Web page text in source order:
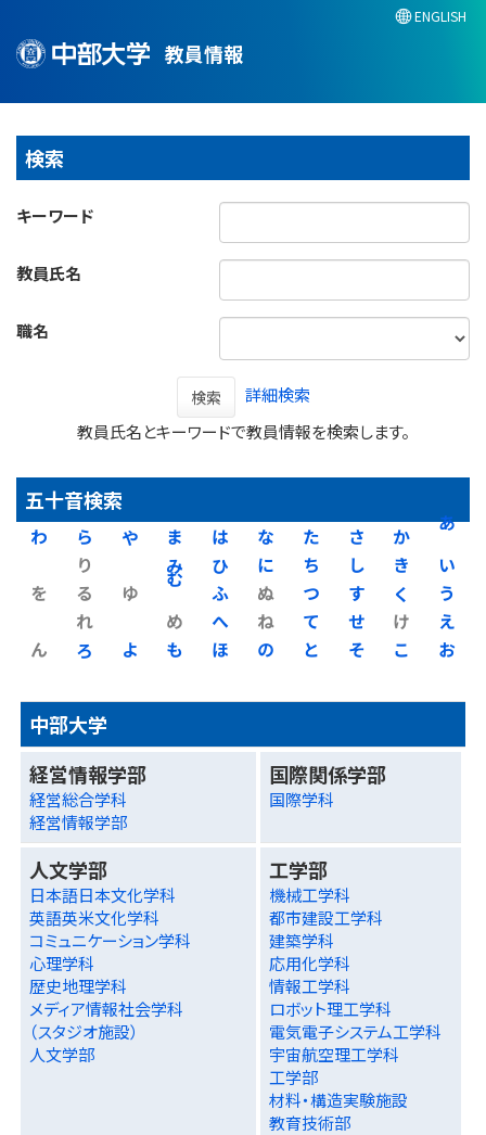
教員情報
ENGLISH
検索
キーワード
教員氏名
職名
検索
詳細検索
教員氏名とキーワードで教員情報を検索します。
五十音検索
あ
い
う
え
お
か
き
く
け
こ
さ
し
す
せ
そ
た
ち
つ
て
と
な
に
ぬ
ね
の
は
ひ
ふ
へ
ほ
ま
み
む
め
も
や
ゆ
よ
ら
り
る
れ
ろ
わ
を
ん
中部大学
経営情報学部
経営総合学科
経営情報学部
国際関係学部
国際学科
人文学部
日本語日本文化学科
英語英米文化学科
コミュニケーション学科
心理学科
歴史地理学科
メディア情報社会学科
（スタジオ施設）
人文学部
工学部
機械工学科
都市建設工学科
建築学科
応用化学科
情報工学科
ロボット理工学科
電気電子システム工学科
宇宙航空理工学科
工学部
材料・構造実験施設
教育技術部